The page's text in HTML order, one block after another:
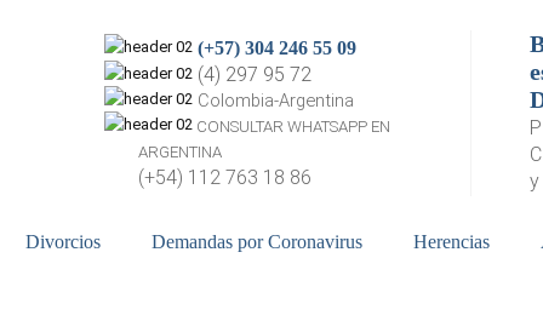
(+57) 304 246 55 09
(4) 297 95 72
Colombia-Argentina
CONSULTAR WHATSAPP EN
ARGENTINA
(+54) 112 763 18 86
y
Divorcios Demandas por Coronavirus Herencias